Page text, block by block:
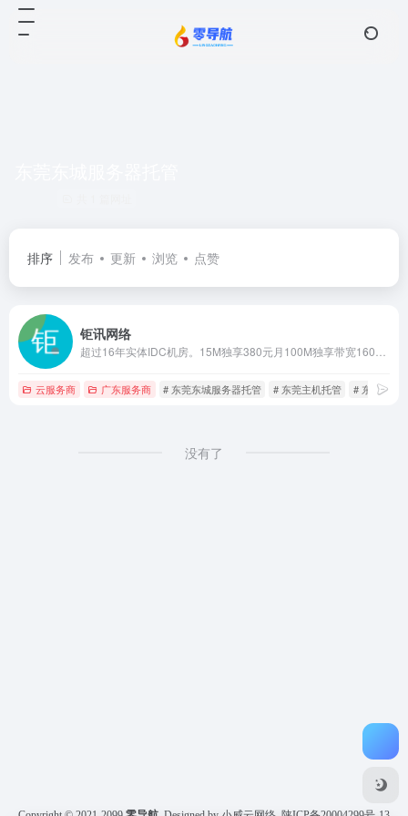
排序 发布 更新 浏览 点赞
钜讯网络
云服务商 广东服务商 # 东莞东城服务器托管 # 东莞主机托管 # 东莞服务
没有了